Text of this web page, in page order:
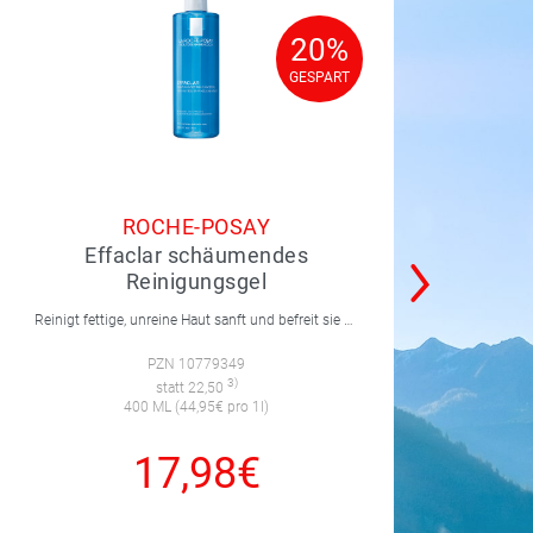
20%
GESPART
20%
GESPART
ROCHE-POSAY
Effaclar schäumendes
Reinigungsgel
Reinigt fettige, unreine Haut sanft und befreit sie von Talg und Schmutzpartikeln.
PZN 10779349
statt 22,50 3)
400 ML (44,95€ pro 1l)
17,98€